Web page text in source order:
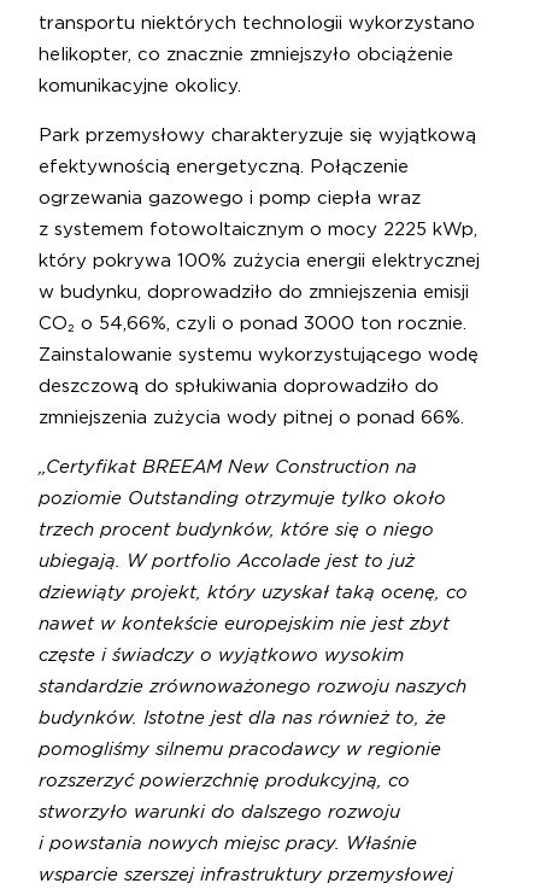
transportu niektórych technologii wykorzystano
helikopter, co znacznie zmniejszyło obciążenie
komunikacyjne okolicy.
Park przemysłowy charakteryzuje się wyjątkową
efektywnością energetyczną. Połączenie
ogrzewania gazowego i pomp ciepła wraz
z systemem fotowoltaicznym o mocy 2225 kWp,
który pokrywa 100% zużycia energii elektrycznej
w budynku, doprowadziło do zmniejszenia emisji
CO₂ o 54,66%, czyli o ponad 3000 ton rocznie.
Zainstalowanie systemu wykorzystującego wodę
deszczową do spłukiwania doprowadziło do
zmniejszenia zużycia wody pitnej o ponad 66%.
„Certyfikat BREEAM New Construction na
poziomie Outstanding otrzymuje tylko około
trzech procent budynków, które się o niego
ubiegają. W portfolio Accolade jest to już
dziewiąty projekt, który uzyskał taką ocenę, co
nawet w kontekście europejskim nie jest zbyt
częste i świadczy o wyjątkowo wysokim
standardzie zrównoważonego rozwoju naszych
budynków. Istotne jest dla nas również to, że
pomogliśmy silnemu pracodawcy w regionie
rozszerzyć powierzchnię produkcyjną, co
stworzyło warunki do dalszego rozwoju
i powstania nowych miejsc pracy. Właśnie
wsparcie szerszej infrastruktury przemysłowej